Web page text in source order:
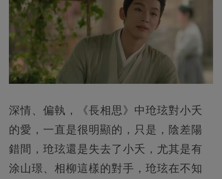
深情、偏執，《長相思》中玱玹對小夭
的愛，一直是很明顯的，只是，陰差陽
錯間，玱玹還是失去了小夭，尤其是有
涂山璟、相柳這樣的對手，玱玹在不知